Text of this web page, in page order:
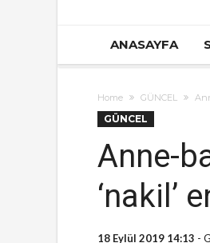
ANASAYFA
Home GÜNCEL
GÜNCEL
Anne-
‘nakil’
18 Eylül 2019 14:13 -